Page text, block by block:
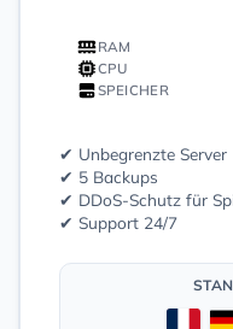
RAM
CPU
SPEICHER
✔ Unbegrenzte Server
✔ 5 Backups
✔ DDoS-Schutz für
✔ Support 24/7